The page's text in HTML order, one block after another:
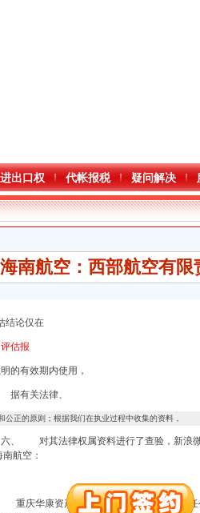
进出口权 代帐报税 疑问解决
海南航空：西部航空有
结论仅在
报
的有效期内使用，
有关法律、
公正的原则；根据我们在执业过程中收集的资料，
对其法律权属资料进行了查验，新浪微
航空：
重庆华康资产评估土地房地产估价有限